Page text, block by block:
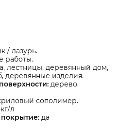
/ лазурь.
работы.
лестницы, деревянный дом,
деревянные изделия.
дерево.
сополимер.
кг/л
да